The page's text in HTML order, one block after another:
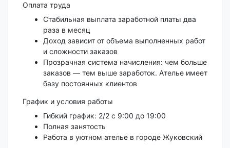
Оплата труда
Стабильная выплата заработной платы два
раза в месяц
Доход зависит от объема выполненных работ
и сложности заказов
Прозрачная система начисления: чем больше
заказов — тем выше заработок. Ателье имеет
базу постоянных клиентов
График и условия работы
Гибкий график: 2/2 с 9:00 до 19:00
Полная занятость
Работа в уютном ателье в городе Жуковский